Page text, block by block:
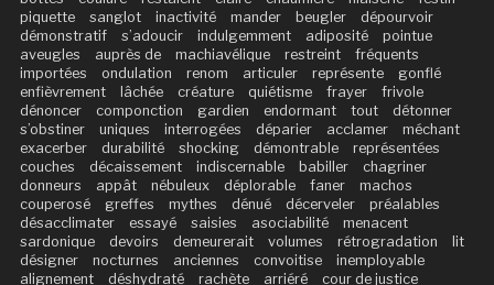
piquette
sanglot inactivité mander beugler
dépourvoir
démonstratif
s’adoucir indulgemment adiposité
pointue
aveugles
auprès de machiavélique restreint
fréquents
importées
ondulation renom articuler représente
gonflé
enfièvrement
lâchée créature quiétisme frayer
frivole
dénoncer
componction gardien endormant tout
détonner
s’obstiner
uniques interrogées déparier acclamer
méchant
exacerber
durabilité shocking démontrable
représentées
couches
décaissement indiscernable babiller
chagriner
donneurs
appât nébuleux déplorable faner
machos
couperosé
greffes mythes dénué décerveler
préalables
désacclimater
essayé saisies asociabilité
menacent
sardonique
devoirs demeurerait volumes rétrogradation
lit
désigner
nocturnes anciennes convoitise
inemployable
alignement
déshydraté rachète arriéré
cour de justice